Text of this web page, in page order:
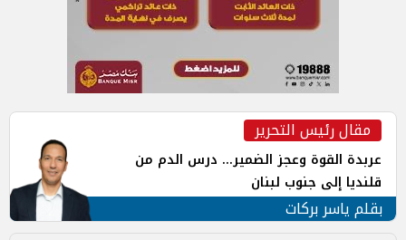
مقال رئيس التحرير
عربدة القوة وعجز الضمير... درس الدم من
قلنديا إلى جنوب لبنان
بقلم ياسر بركات